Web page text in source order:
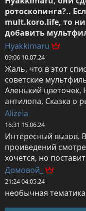
ротоскопинга?..
mult.koro.life, то
добавить
Hyakkimaru
09:06 10.07.24
Жаль, что в этот
советские
Аленький цветочек,
антилопа, Сказка о
Alizeia
16:31 15.06.24
Интересный вызов.
проиведений
хочется, но
Домовой_
21:24 04.05.24
необычная тематика